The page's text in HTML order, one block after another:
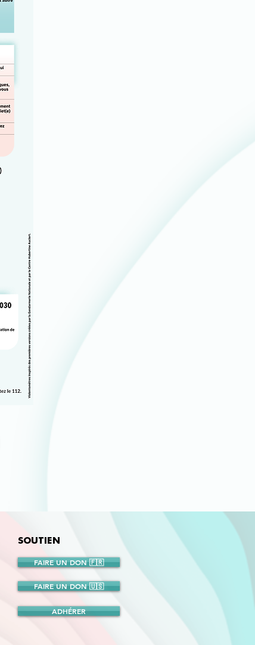
SOUTIEN
FAIRE UN DON 🇫🇷
FAIRE UN DON 🇺🇸
ADHÉRER